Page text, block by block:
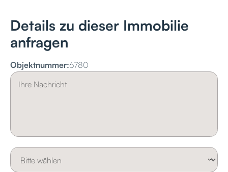
Details zu dieser Immobilie
anfragen
Objektnummer:6780